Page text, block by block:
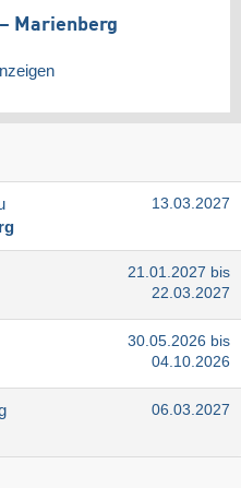
Marienberg
13.03.2027
21.01.2027 bis
22.03.2027
30.05.2026 bis
04.10.2026
06.03.2027